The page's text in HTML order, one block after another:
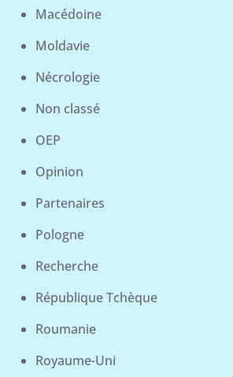
Macédoine
Moldavie
Nécrologie
Non classé
OEP
Opinion
Partenaires
Pologne
Recherche
République Tchèque
Roumanie
Royaume-Uni